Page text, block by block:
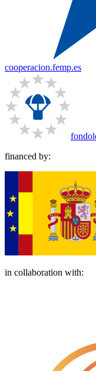
cooperacion.femp.es
financed by:
in collaboration with: